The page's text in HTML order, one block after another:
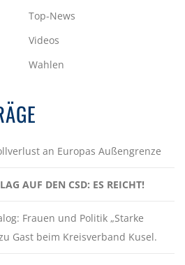
Top-News
Videos
Wahlen
an Europas Außengrenze
AUF DEN CSD: ES REICHT!
Frauen und Politik „Starke
Gast beim Kreisverband Kusel.